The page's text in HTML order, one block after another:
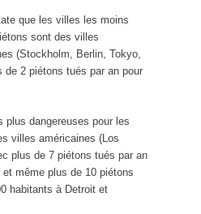
que les villes les moins
sont des villes
(Stockholm, Berlin, Tokyo,
de 2 piétons tués par an pour
plus dangereuses pour les
villes américaines (Los
plus de 7 piétons tués par an
même plus de 10 piétons
habitants à Detroit et